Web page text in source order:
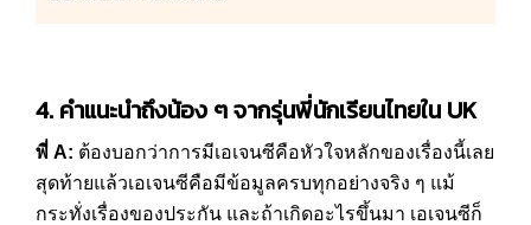
4. คำแนะนำถึงน้อง ๆ จากรุ่นพี่นักเรียนไทยใน UK
พี่ A: ต้องบอกว่าการมีเอเจนซีคือหัวใจหลักของเรื่องนี้เลย
สุดท้ายแล้วเอเจนซีคือมีข้อมูลครบทุกอย่างจริง ๆ แม้
กระทั่งเรื่องของประกัน และถ้าเกิดอะไรขึ้นมา เอเจนซีก็